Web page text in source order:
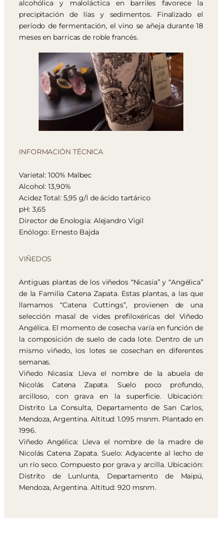
alcohólica y maloláctica en barriles favorece la
precipitación de lías y sedimentos. Finalizado el
período de fermentación, el vino se añeja durante 18
meses en barricas de roble francés.
INFORMACIÓN TÉCNICA
Varietal: 100% Malbec
Alcohol: 13,90%
Acidez Total: 5,95 g/l de ácido tartárico
pH: 3,65
Director de Enología: Alejandro Vigil
Enólogo: Ernesto Bajda
VIÑEDOS
Antiguas plantas de los viñedos “Nicasia” y “Angélica”
de la Familia Catena Zapata. Estas plantas, a las que
llamamos “Catena Cuttings”, provienen de una
selección masal de vides prefiloxéricas del Viñedo
Angélica. El momento de cosecha varía en función de
la composición de suelo de cada lote. Dentro de un
mismo viñedo, los lotes se cosechan en diferentes
semanas.
Viñedo Nicasia: Lleva el nombre de la abuela de
Nicolás Catena Zapata. Suelo poco profundo,
arcilloso, con grava en la superficie. Ubicación:
Distrito La Consulta, Departamento de San Carlos,
Mendoza, Argentina. Altitud: 1.095 msnm. Plantado en
1996.
Viñedo Angélica: Lleva el nombre de la madre de
Nicolás Catena Zapata. Suelo: Adyacente al lecho de
un río seco. Compuesto por grava y arcilla. Ubicación:
Distrito de Lunlunta, Departamento de Maipú,
Mendoza, Argentina. Altitud: 920 msnm.